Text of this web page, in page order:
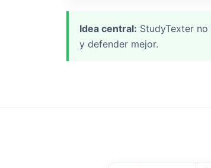
Idea central: StudyTexter
y defender mejor.